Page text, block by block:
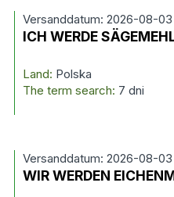
Versanddatum: 2026-08-03
ICH WERDE
Land: Polska
The term search: 7 dni
Versanddatum: 2026-08-03
WIR WERDEN